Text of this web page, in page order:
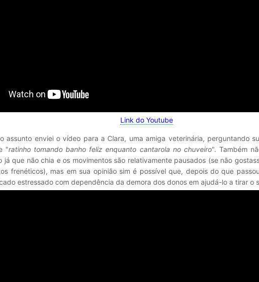
Link do Youtube
assunto enviei o vídeo para a Clara, uma amiga veterinária, perguntando
"ratinho tomando banho feliz enquanto cantarola no chuveiro". Também
já que não chia e os movimentos são relativamente pausados (se não
frenéticos), mas em sua opinião sim é possível que, depois do que
estressado com dependência da demora dos donos em ajudá-lo a tirar o